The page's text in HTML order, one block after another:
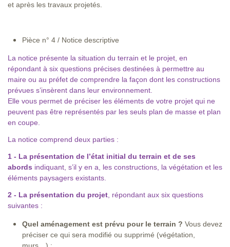
et après les travaux projetés.
Pièce n° 4 / Notice descriptive
La notice présente la situation du terrain et le projet, en
répondant à six questions précises destinées à permettre au
maire ou au préfet de comprendre la façon dont les constructions
prévues s’insèrent dans leur environnement.
Elle vous permet de préciser les éléments de votre projet qui ne
peuvent pas être représentés par les seuls plan de masse et plan
en coupe.
La notice comprend deux parties :
1 - La présentation de l’état initial du terrain et de ses
abords indiquant, s’il y en a, les constructions, la végétation et les
éléments paysagers existants.
2 - La présentation du projet, répondant aux six questions
suivantes :
Quel aménagement est prévu pour le terrain ? Vous devez
préciser ce qui sera modifié ou supprimé (végétation,